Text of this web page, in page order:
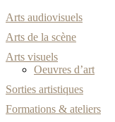
Arts audiovisuels
Arts de la scène
Arts visuels
Oeuvres d’art
Sorties artistiques
Formations & ateliers